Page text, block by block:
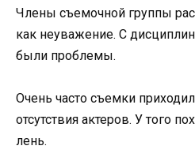
Члены съемочной группы
как неуважение. С
были проблемы.
Очень часто съемки
отсутствия актеров. У того
лень.